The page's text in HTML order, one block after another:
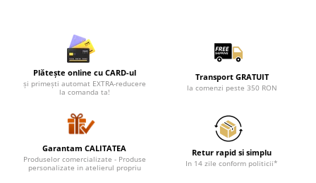
Halate si pijamale Family
Seturi elegante femei
Pijamale de copii
Pijamale BIG SIZE femei
Cadouri ocazii speciale
Tricouri de craciun
Plătește online cu CARD-ul
și primești automat EXTRA-reducere
la comanda ta!
Transport GRATUIT
la comenzi peste 350 RON
Garantam CALITATEA
Produselor comercializate - Produse
personalizate in atelierul propriu
Retur rapid si simplu
In 14 zile conform politicii*